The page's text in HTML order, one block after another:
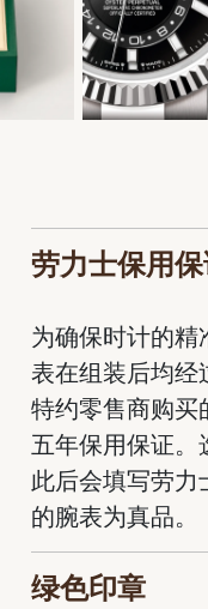
English
劳力士保用
为确保时计的
表在组装后均经
特约零售商购买
五年保用保证。
此后会填写劳
的腕表为真品。
绿色印章